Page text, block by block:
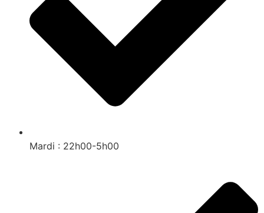
Mardi : 22h00-5h00